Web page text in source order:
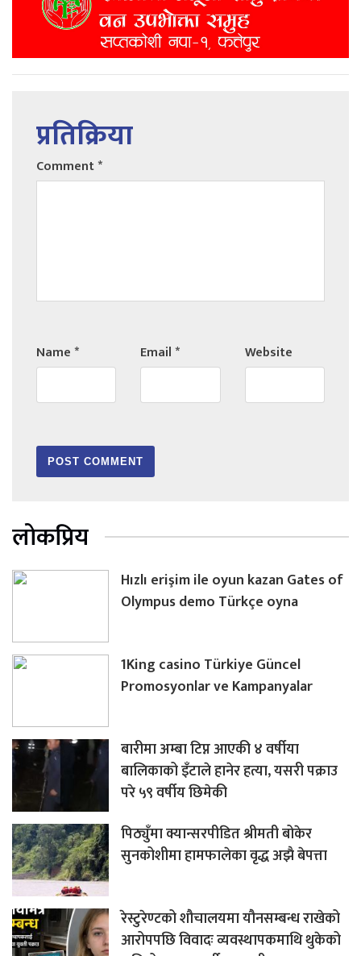
प्रतिक्रिया
Comment*
Name* Email* Website
लोकप्रिय
Hızlı erişim ile oyun kazan Gates of
Olympus demo Türkçe oyna
1King casino Türkiye Güncel
Promosyonlar ve Kampanyalar
बारीमा अम्बा टिप्न आएकी ४ वर्षीया
बालिकाको इँटाले हानेर हत्या, यसरी पक्राउ
परे ५९ वर्षीय छिमेकी
पिठ्युँमा क्यान्सरपीडित श्रीमती बोकेर
सुनकोशीमा हामफालेका वृद्ध अझै बेपत्ता
रेस्टुरेण्टको शौचालयमा यौनसम्बन्ध राखेको
आरोपपछि विवादः व्यवस्थापकमाथि थुकेको